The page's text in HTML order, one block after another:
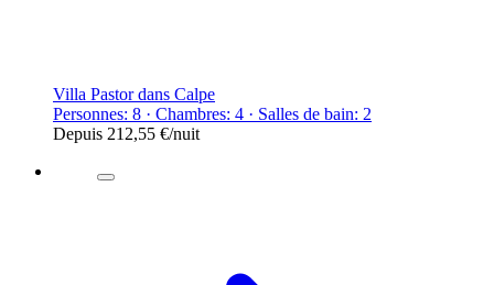
Villa Pastor dans Calpe
Personnes: 8 · Chambres: 4 · Salles de bain: 2
Depuis 212,55 €/nuit